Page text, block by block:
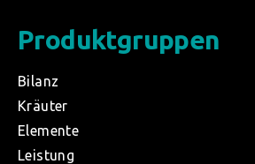
Produktgruppen
Bilanz
Kräuter
Elemente
Leistung